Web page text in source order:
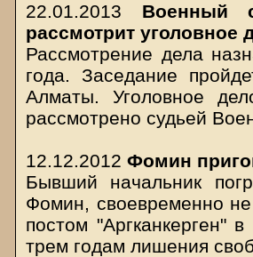
22.01.2013 Военный
рассмотрит уголовное
Рассмотрение дела
года. Заседание
Алматы. Уголовное
рассмотрено судьей
12.12.2012 Фомин
Бывший начальник
Фомин, своевременно
постом "Аргканкерген"
трем годам лишения